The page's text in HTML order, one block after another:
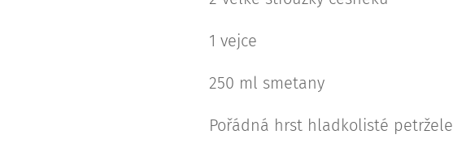
1 vejce
250 ml smetany
Pořádná hrst hladkolisté petržele